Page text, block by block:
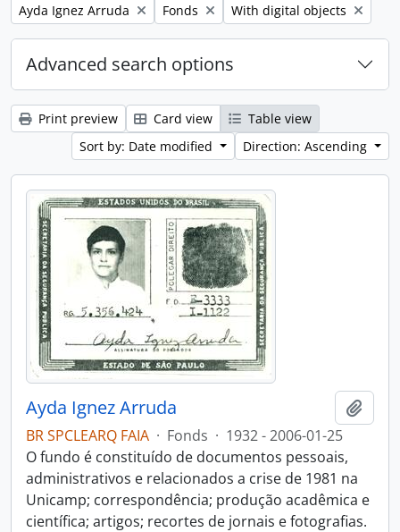
Remove filter:
Ayda Ignez Arruda Remove filter:
Fonds Remove filter:
With digital objects
Advanced search options
Print preview Card view
Table view
Sort by: Date modified
Direction: Ascending
Ayda Ignez Arruda
BR SPCLEARQ FAIA · Fonds · 1932 - 2006-01-25
O fundo é constituído de documentos pessoais,
administrativos e relacionados a crise de 1981 na
Unicamp; correspondência; produção acadêmica e
científica; artigos; recortes de jornais e fotografias.